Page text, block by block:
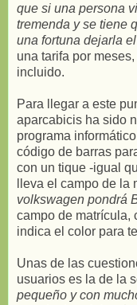
que si una persona
tremenda y se tiene
una fortuna dejarla
una tarifa por
incluido.
Para llegar a este
aparcabicis ha sido
programa
código de barras
con un tique -igual
lleva el campo de la
volkswagen pondrá
campo de matrícula,
indica el color para
Unas de las
usuarios es la de la
pequeño y con